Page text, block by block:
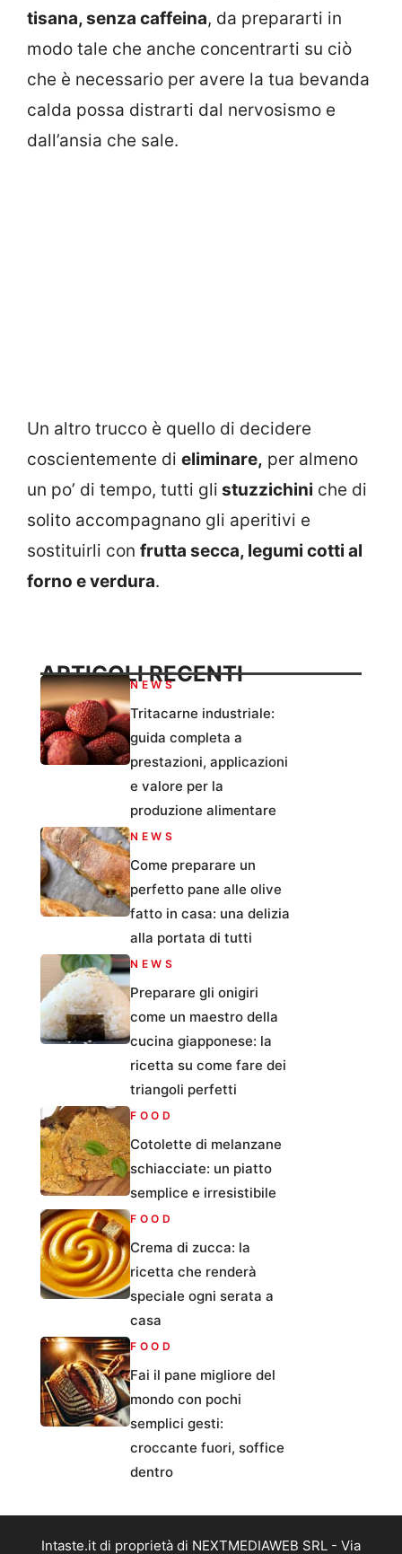
tisana, senza caffeina, da prepararti in
modo tale che anche concentrarti su ciò
che è necessario per avere la tua bevanda
calda possa distrarti dal nervosismo e
dall’ansia che sale.
Un altro trucco è quello di decidere
coscientemente di eliminare, per almeno
un po’ di tempo, tutti gli stuzzichini che di
solito accompagnano gli aperitivi e
sostituirli con frutta secca, legumi cotti al
forno e verdura.
ARTICOLI RECENTI
NEWS
Tritacarne industriale:
guida completa a
prestazioni, applicazioni
e valore per la
produzione alimentare
NEWS
Come preparare un
perfetto pane alle olive
fatto in casa: una delizia
alla portata di tutti
NEWS
Preparare gli onigiri
come un maestro della
cucina giapponese: la
ricetta su come fare dei
triangoli perfetti
FOOD
Cotolette di melanzane
schiacciate: un piatto
semplice e irresistibile
FOOD
Crema di zucca: la
ricetta che renderà
speciale ogni serata a
casa
FOOD
Fai il pane migliore del
mondo con pochi
semplici gesti:
croccante fuori, soffice
dentro
Intaste.it di proprietà di NEXTMEDIAWEB SRL - Via